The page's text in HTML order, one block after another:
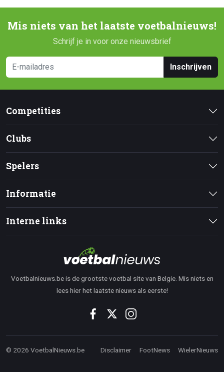
Mis niets van het laatste voetbalnieuws!
Schrijf je in voor onze nieuwsbrief
Inschrijven
Competities
Clubs
Spelers
Informatie
Interne links
Voetbalnieuws.be is de grootste voetbal site van Belgie. Mis niets en
lees hier het laatste nieuws als eerste!
© 2026 VoetbalNieuws.be Disclaimer FootNews WielerNieuws